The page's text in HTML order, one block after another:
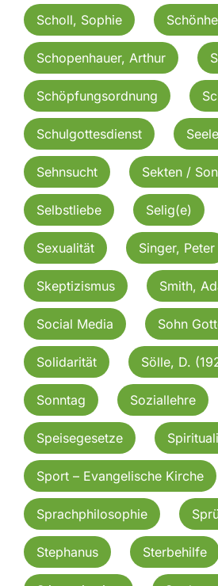
Scholl, Sophie
Schopenhauer, Arthur
Schöpfungsordnung
Schulgottesdienst
Sehnsucht Sekten /
Selbstliebe Selig(e)
Sexualität Singer, Peter
Skeptizismus Smith,
Social Media Sohn
Solidarität Sölle, D.
Sonntag Soziallehre
Speisegesetze
Sport – Evangelische Kirche
Sprachphilosophie
Stephanus Sterbehilfe